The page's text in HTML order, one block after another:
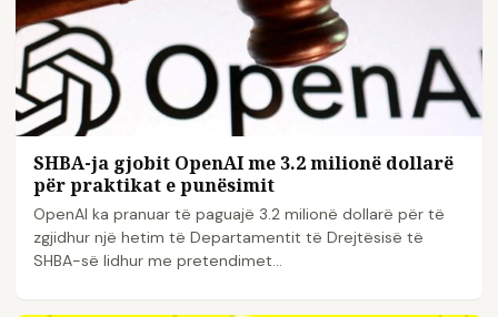
SHBA-ja gjobit OpenAI me 3.2 milionë dollarë
për praktikat e punësimit
OpenAI ka pranuar të paguajë 3.2 milionë dollarë për të
zgjidhur një hetim të Departamentit të Drejtësisë të
SHBA-së lidhur me pretendimet…